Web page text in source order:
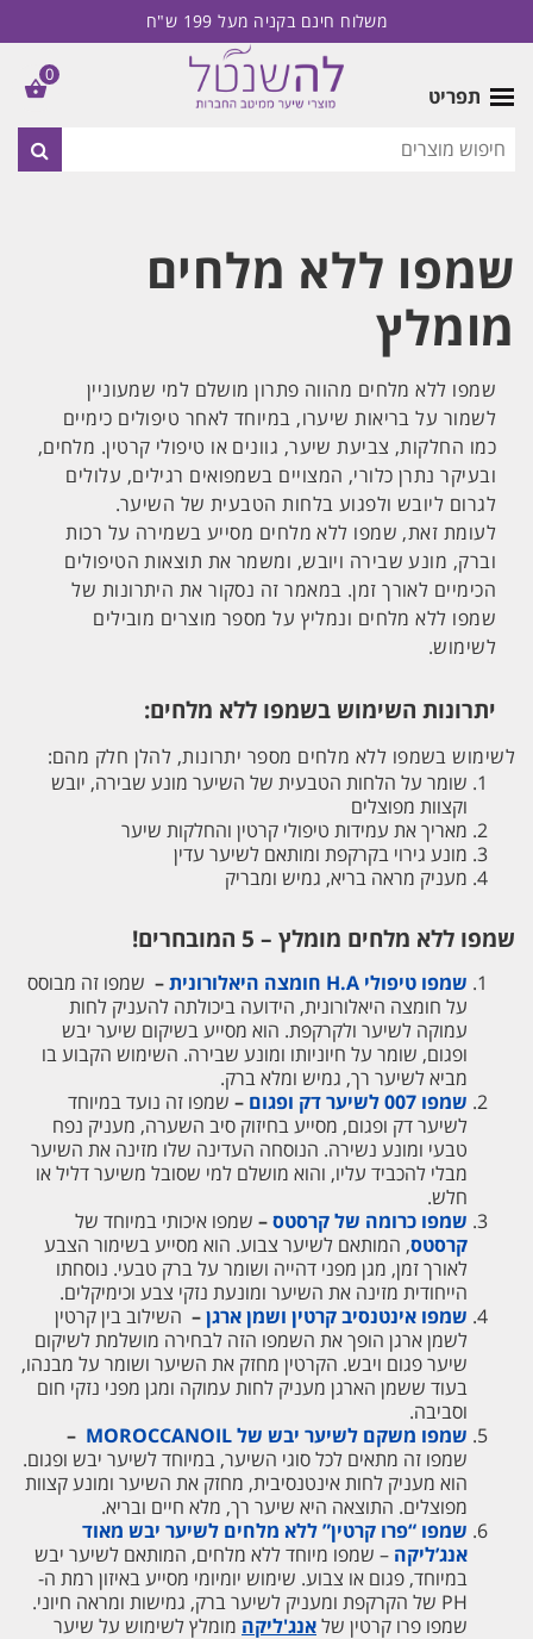
משלוח חינם בקניה מעל 199 ש"ח
תפריט
שמפו ללא מלחים
מומלץ
שמפו ללא מלחים מהווה פתרון מושלם למי שמעוניין
לשמור על בריאות שיערו, במיוחד לאחר טיפולים כימיים
כמו החלקות, צביעת שיער, גוונים או טיפולי קרטין. מלחים,
ובעיקר נתרן כלורי, המצויים בשמפואים רגילים, עלולים
לגרום ליובש ולפגוע בלחות הטבעית של השיער.
לעומת זאת, שמפו ללא מלחים מסייע בשמירה על רכות
וברק, מונע שבירה ויובש, ומשמר את תוצאות הטיפולים
הכימיים לאורך זמן. במאמר זה נסקור את היתרונות של
שמפו ללא מלחים ונמליץ על מספר מוצרים מובילים
לשימוש.
יתרונות השימוש בשמפו ללא מלחים:
לשימוש בשמפו ללא מלחים מספר יתרונות, להלן חלק מהם:
שומר על הלחות הטבעית של השיער מונע שבירה, יובש
וקצוות מפוצלים
מאריך את עמידות טיפולי קרטין והחלקות שיער
מונע גירוי בקרקפת ומותאם לשיער עדין
מעניק מראה בריא, גמיש ומבריק
שמפו ללא מלחים מומלץ – 5 המובחרים!
שמפו טיפולי H.A חומצה היאלורונית – שמפו זה מבוסס
על חומצה היאלורונית, הידועה ביכולתה להעניק לחות
עמוקה לשיער ולקרקפת. הוא מסייע בשיקום שיער יבש
ופגום, שומר על חיוניותו ומונע שבירה. השימוש הקבוע בו
מביא לשיער רך, גמיש ומלא ברק.
שמפו 007 לשיער דק ופגום
– שמפו זה נועד במיוחד
לשיער דק ופגום, מסייע בחיזוק סיב השערה, מעניק נפח
טבעי ומונע נשירה. הנוסחה העדינה שלו מזינה את השיער
מבלי להכביד עליו, והוא מושלם למי שסובל משיער דליל או
חלש.
שמפו כרומה של קרסטס– שמפו איכותי במיוחד של
קרסטס, המותאם לשיער צבוע. הוא מסייע בשימור הצבע
לאורך זמן, מגן מפני דהייה ושומר על ברק טבעי. נוסחתו
הייחודית מזינה את השיער ומונעת נזקי צבע וכימיקלים.
שמפו אינטנסיב קרטין ושמן ארגן– השילוב בין קרטין
לשמן ארגן הופך את השמפו הזה לבחירה מושלמת לשיקום
שיער פגום ויבש. הקרטין מחזק את השיער ושומר על מבנהו,
בעוד ששמן הארגן מעניק לחות עמוקה ומגן מפני נזקי חום
וסביבה.
שמפו משקם לשיער יבש של MOROCCANOIL
–
שמפו זה מתאים לכל סוגי השיער, במיוחד לשיער יבש ופגום.
הוא מעניק לחות אינטנסיבית, מחזק את השיער ומונע קצוות
מפוצלים. התוצאה היא שיער רך, מלא חיים ובריא.
שמפו “פרו קרטין” ללא מלחים לשיער יבש מאוד
אנג’ליקה – שמפו מיוחד ללא מלחים, המותאם לשיער יבש
במיוחד, פגום או צבוע. שימוש יומיומי מסייע באיזון רמת ה-
PH של הקרקפת ומעניק לשיער ברק, גמישות ומראה חיוני.
שמפו פרו קרטין שלאנג'ליקה מומלץ לשימוש על שיער
0